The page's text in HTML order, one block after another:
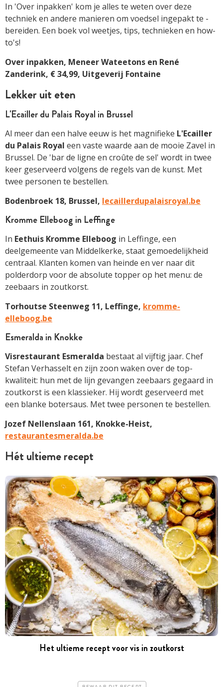
In 'Over inpakken' kom je alles te weten over deze
techniek en andere manieren om voedsel ingepakt te ­
bereiden. Een boek vol weetjes, tips, technieken en how-
to's!
Over inpakken, Meneer Wateetons en René
Zanderink, € 34,99, Uitgeverij Fontaine
Lekker uit eten
L'Ecailler du Palais Royal in Brussel
Al meer dan een halve eeuw is het magnifieke L'Ecailler
du Palais ­Royal een vaste waarde aan de mooie Zavel in
Brussel. De 'bar de ligne en croûte de sel' wordt in twee
keer geserveerd volgens de regels van de kunst. Met
twee ­personen te bestellen.
Bodenbroek 18, Brussel, ­lecaillerdupalaisroyal.be
Kromme Elleboog in Leffinge
In Eethuis Kromme Elleboog in Leffinge, een
deelgemeente van Middelkerke, staat gemoedelijkheid
centraal. Klanten komen van heinde en ver naar dit
polderdorp voor de absolute topper op het menu: de
zeebaars in zoutkorst.
Torhoutse Steenweg 11, Leffinge, kromme-
elleboog.be
Esmeralda in Knokke
Visrestaurant Esmeralda bestaat al vijftig jaar. Chef
Stefan Verhasselt en zijn zoon waken over de top-
kwaliteit: hun met de lijn gevangen zeebaars gegaard in
zoutkorst is een klassieker. Hij wordt geserveerd met
een blanke botersaus. Met twee personen te bestellen.
Jozef Nellenslaan 161, ­Knokke-Heist,
restaurantesmeralda.be
Hét ultieme recept
Het ultieme recept voor vis in zoutkorst